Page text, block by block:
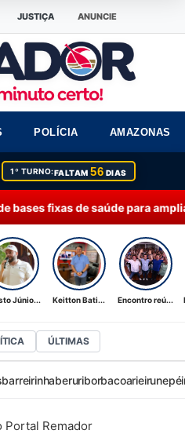
JUSTIÇA ANUNCIE
POLÍCIA AMAZONAS
1º TURNO:FALTAM56 DIAS
ampliar atendimento no
Júnio... Keitton Bati... Encontro reú...
ÚLTIMAS
barreirinhaberuriborbacoarieirunepé